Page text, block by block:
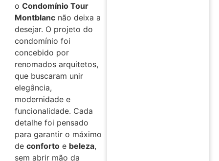
o Condomínio Tour
Montblanc não deixa a
desejar. O projeto do
condomínio foi
concebido por
renomados arquitetos,
que buscaram unir
elegância,
modernidade e
funcionalidade. Cada
detalhe foi pensado
para garantir o máximo
de conforto e beleza,
sem abrir mão da